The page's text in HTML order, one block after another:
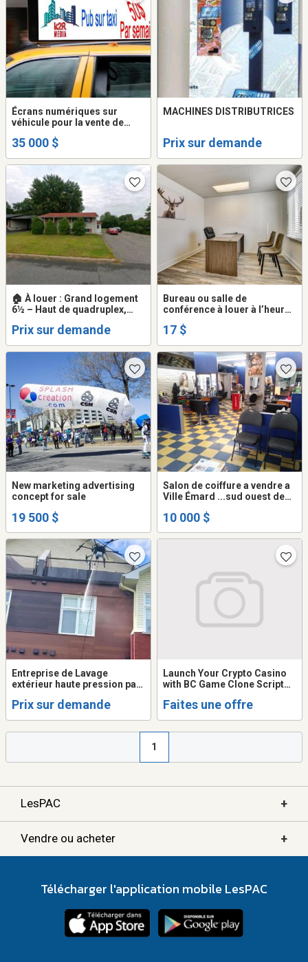
Écrans numériques sur
véhicule pour la vente de
vendre
35 000 $
MACHINES DISTRIBUTRICES
Prix sur demande
🏠 À louer : Grand logement
6½ – Haut de quadruplex,
Prix sur demande
Bureau ou salle de
conférence à louer à l’heure
de justice (espace de
17 $
New marketing advertising
concept for sale
19 500 $
Salon de coiffure a vendre a
Ville Émard ...sud ouest de
10,000
10 000 $
Entreprise de Lavage
extérieur haute pression par
Prix sur demande
Launch Your Crypto Casino
with BC Game Clone Script
Faites une offre
1
LesPAC +
Vendre ou acheter +
Télécharger l'application mobile LesPAC